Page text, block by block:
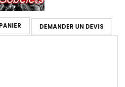
DEMANDER UN DEVIS